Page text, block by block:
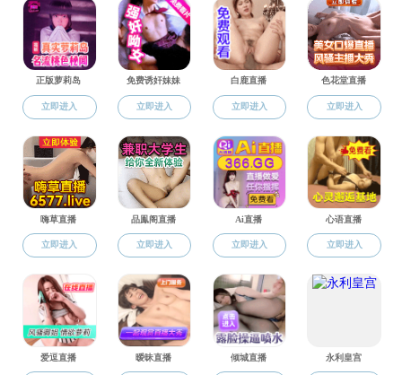
科研成果
技术服务
返回毛片
湖南省电工技